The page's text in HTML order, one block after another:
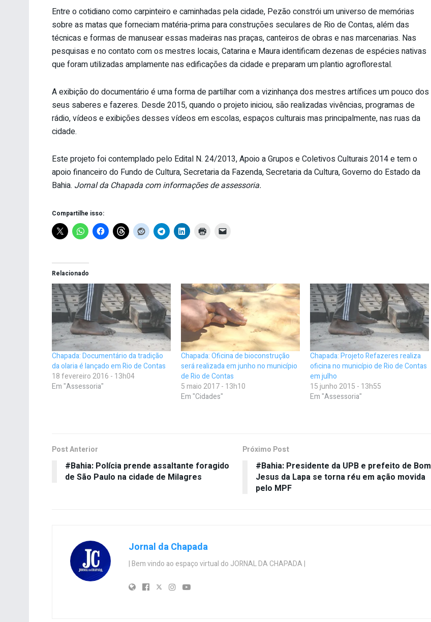
Entre o cotidiano como carpinteiro e caminhadas pela cidade, Pezão constrói um universo de memórias
sobre as matas que forneciam matéria-prima para construções seculares de Rio de Contas, além das
técnicas e formas de manusear essas madeiras nas praças, canteiros de obras e nas marcenarias. Nas
pesquisas e no contato com os mestres locais, Catarina e Maura identificam dezenas de espécies nativas
que foram utilizadas amplamente nas edificações da cidade e preparam um plantio agroflorestal.
A exibição do documentário é uma forma de partilhar com a vizinhança dos mestres artífices um pouco dos
seus saberes e fazeres. Desde 2015, quando o projeto iniciou, são realizadas vivências, programas de
rádio, vídeos e exibições desses vídeos em escolas, espaços culturais mas principalmente, nas ruas da
cidade.
Este projeto foi contemplado pelo Edital N. 24/2013, Apoio a Grupos e Coletivos Culturais 2014 e tem o
apoio financeiro do Fundo de Cultura, Secretaria da Fazenda, Secretaria da Cultura, Governo do Estado da
Bahia. Jornal da Chapada com informações de assessoria.
Compartilhe isso:
Relacionado
Chapada: Documentário da tradição
da olaria é lançado em Rio de Contas
18 fevereiro 2016 - 13h04
Em "Assessoria"
Chapada: Oficina de bioconstrução
será realizada em junho no município
de Rio de Contas
5 maio 2017 - 13h10
Em "Cidades"
Chapada: Projeto Refazeres realiza
oficina no município de Rio de Contas
em julho
15 junho 2015 - 13h55
Em "Assessoria"
Post Anterior
#Bahia: Polícia prende assaltante foragido
de São Paulo na cidade de Milagres
Próximo Post
#Bahia: Presidente da UPB e prefeito de Bom
Jesus da Lapa se torna réu em ação movida
pelo MPF
Jornal da Chapada
| Bem vindo ao espaço virtual do JORNAL DA CHAPADA |